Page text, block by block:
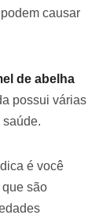
causar
de abelha
possui várias
é você
são